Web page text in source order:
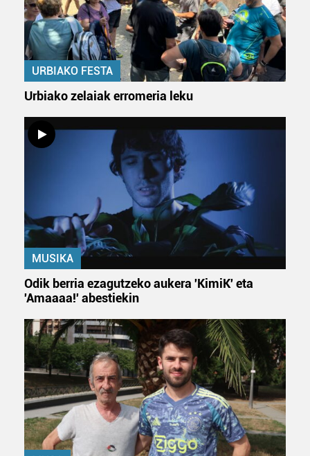
URBIAKO FESTA
Urbiako zelaiak erromeria leku
MUSIKA
Odik berria ezagutzeko aukera 'KimiK' eta
'Amaaaa!' abestiekin